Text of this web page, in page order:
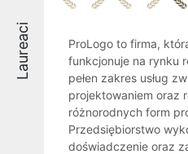
Laureaci
ProLogo to firma,
funkcjonuje na rynku
pełen zakres usług
projektowaniem oraz
różnorodnych form
Przedsiębiorstwo
doświadczenie oraz